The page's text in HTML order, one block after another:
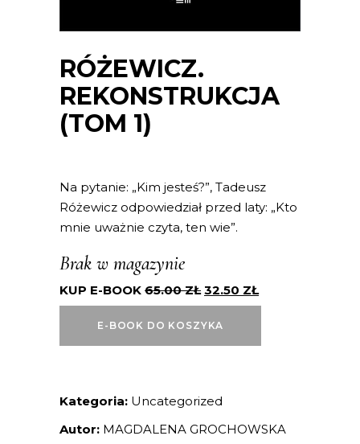
RÓŻEWICZ.
REKONSTRUKCJA
(TOM 1)
Na pytanie: „Kim jesteś?”, Tadeusz
Różewicz odpowiedział przed laty: „Kto
mnie uważnie czyta, ten wie”.
Brak w magazynie
KUP E-BOOK 65.00ZŁ 32.50 ZŁ
E-BOOK DO KOSZYKA
Kategoria: Uncategorized
Autor: MAGDALENA GROCHOWSKA